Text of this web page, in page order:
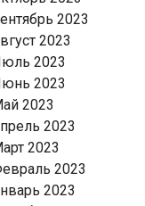
2023
2023
2023
2023
2023
2023
2023
2023
2023